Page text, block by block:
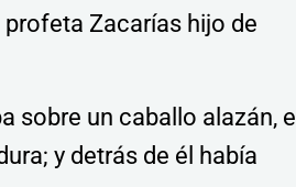
Zacarías hijo de
sobre un caballo alazán, el
y detrás de él había